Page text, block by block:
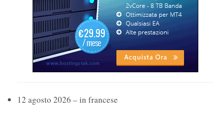
12 agosto 2026 – in francese